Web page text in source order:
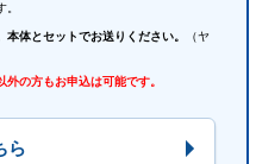
体とセットでお送りください。
（ヤ
の方もお申込は可能です。
ら